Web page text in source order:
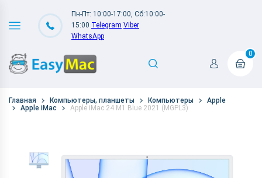
Пн-Пт: 10:00-17:00, Сб:10:00-
15:00 Telegram Viber
WhatsApp
0
Главная Компьютеры, планшеты Компьютеры
Apple
Apple iMac
Apple iMac 24 M1 Blue 2021 (MGPL3)